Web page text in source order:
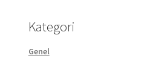
Kategori
Genel